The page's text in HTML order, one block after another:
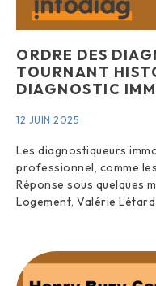
ORDRE DES
TOURNANT
DIAGNOSTIC
12 JUIN 2025
Les diagnostiqueurs
professionnel, comme
Réponse sous quelques
Logement, Valérie